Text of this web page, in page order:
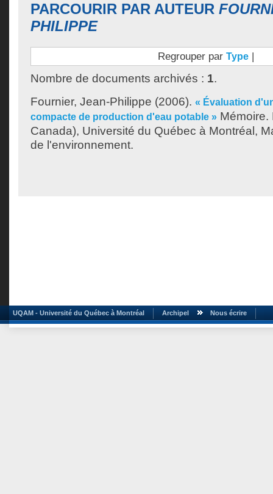
PARCOURIR PAR AUTEUR
PHILIPPE
Regrouper par Type |
Nombre de documents archivés : 1.
Fournier, Jean-Philippe (2006). « Évaluation
compacte de production d'eau potable » Mémoire.
Canada), Université du Québec à Montréal,
de l'environnement.
UQAM - Université du Québec à Montréal Archipel Nous écrire